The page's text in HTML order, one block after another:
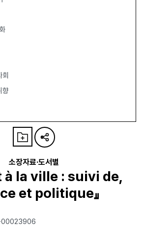
향
소장자료·도서별
à la ville : suivi de,
et politique』